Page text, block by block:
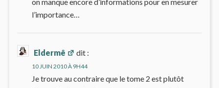
on manque encore d’informations pour en mesurer
l’importance…
Eldermê dit :
10 JUIN 2010 À 9H44
Je trouve au contraire que le tome 2 est plutôt